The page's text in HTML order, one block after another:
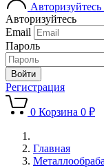
Авторизуйтесь
Авторизуйтесь
Email
Пароль
Регистрация
0 Корзина 0 ₽
Главная